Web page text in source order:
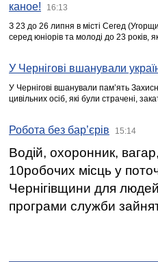
каное!
16:13
З 23 до 26 липня в місті Сегед
серед юніорів та молоді до 23 років,
У Чернігові вшанували
У Чернігові вшанували пам’ять
цивільних осіб, які були страчені,
Робота без бар’єрів 15:14
Водій, охоронник,
10робочих місць у
Чернігівщини для
програми служби